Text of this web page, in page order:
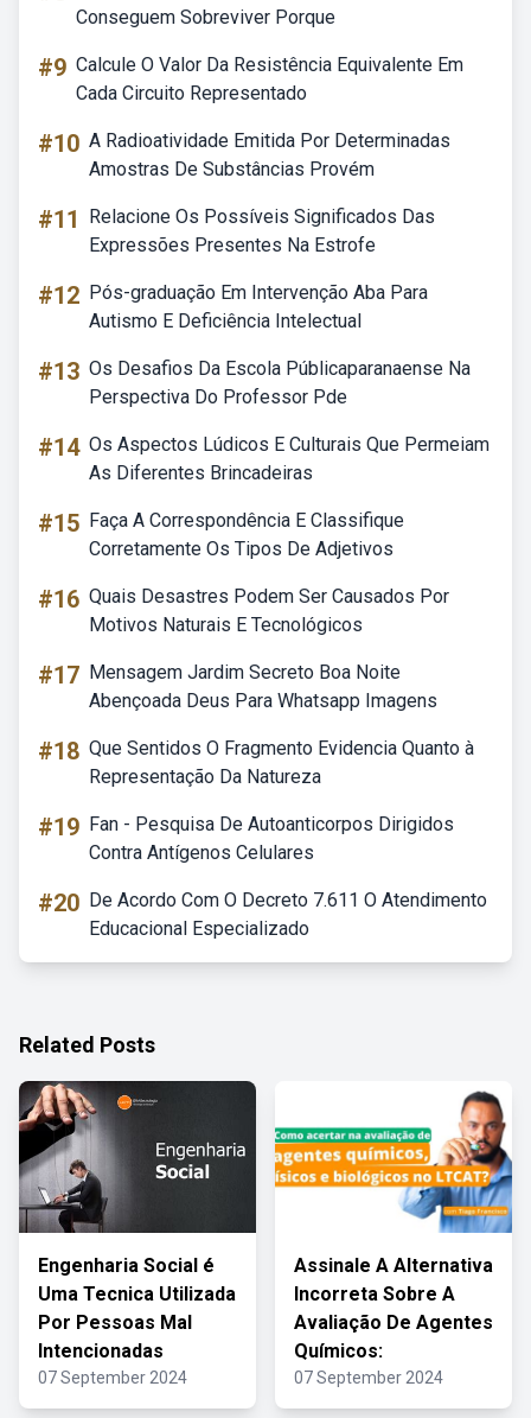
Conseguem Sobreviver Porque
#9 Calcule O Valor Da Resistência Equivalente Em
Cada Circuito Representado
#10 A Radioatividade Emitida Por Determinadas
Amostras De Substâncias Provém
#11
Relacione Os Possíveis Significados Das
Expressões Presentes Na Estrofe
#12 Pós-graduação Em Intervenção Aba Para
Autismo E Deficiência Intelectual
#13 Os Desafios Da Escola Públicaparanaense Na
Perspectiva Do Professor Pde
#14 Os Aspectos Lúdicos E Culturais Que Permeiam
As Diferentes Brincadeiras
#15 Faça A Correspondência E Classifique
Corretamente Os Tipos De Adjetivos
#16 Quais Desastres Podem Ser Causados Por
Motivos Naturais E Tecnológicos
#17 Mensagem Jardim Secreto Boa Noite
Abençoada Deus Para Whatsapp Imagens
#18 Que Sentidos O Fragmento Evidencia Quanto à
Representação Da Natureza
#19 Fan - Pesquisa De Autoanticorpos Dirigidos
Contra Antígenos Celulares
#20 De Acordo Com O Decreto 7.611 O Atendimento
Educacional Especializado
Related Posts
Engenharia Social é
Uma Tecnica Utilizada
Por Pessoas Mal
Intencionadas
07 September 2024
Assinale A Alternativa
Incorreta Sobre A
Avaliação De Agentes
Químicos:
07 September 2024